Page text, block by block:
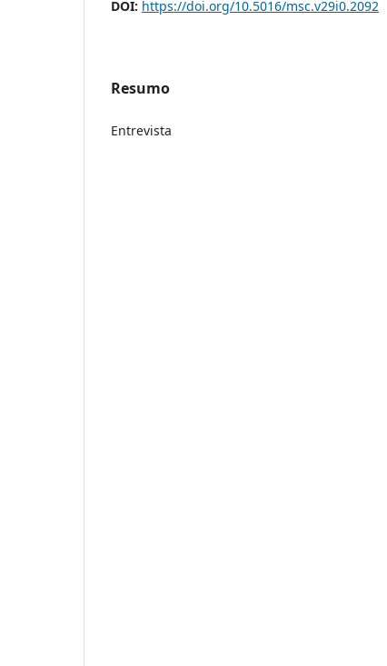
DOI: https://doi.org/10.5016/msc.v29i0.2092
Resumo
Entrevista